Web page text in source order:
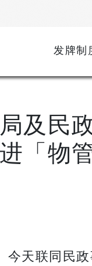
发牌制
及民
「物
今天联同民